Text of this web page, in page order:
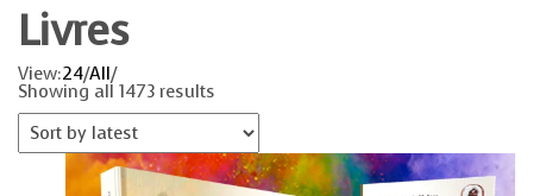
Livres
View:24/All/
Showing all 1473 results